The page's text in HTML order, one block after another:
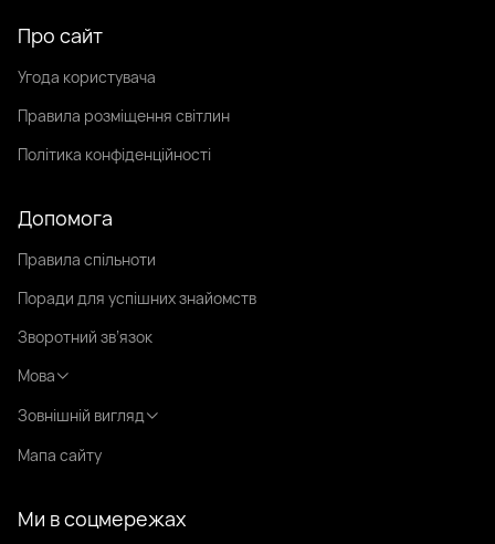
Про сайт
Угода користувача
Правила розміщення світлин
Політика конфіденційності
Допомога
Правила спільноти
Поради для успішних знайомств
Зворотний зв’язок
Мова
Зовнішній вигляд
Мапа сайту
Ми в соцмережах